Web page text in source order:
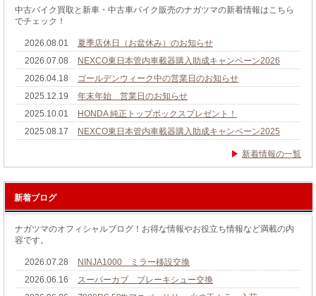
中古バイク買取と新車・中古車バイク販売のナガツマの新着情報はこちら
でチェック！
2026.08.01
夏季店休日（お盆休み）のお知らせ
2026.07.08
NEXCO東日本管内車載器購入助成キャンペーン2026
2026.04.18
ゴールデンウィーク中の営業日のお知らせ
2025.12.19
年末年始 営業日のお知らせ
2025.10.01
HONDA 純正トップボックスプレゼント！
2025.08.17
NEXCO東日本管内車載器購入助成キャンペーン2025
新着情報の一覧
新着ブログ
ナガツマのオフィシャルブログ！お得な情報やお役立ち情報など満載の内
容です。
2026.07.28
NINJA1000 ミラー移設交換
2026.06.16
スーパーカブ ブレーキシュー交換